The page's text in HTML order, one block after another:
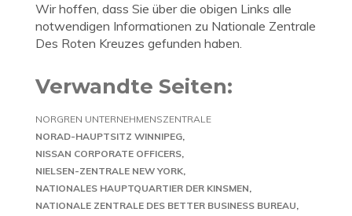
Wir hoffen, dass Sie über die obigen Links alle
notwendigen Informationen zu Nationale Zentrale
Des Roten Kreuzes gefunden haben.
Verwandte Seiten:
NORGREN UNTERNEHMENSZENTRALE
NORAD-HAUPTSITZ WINNIPEG
NISSAN CORPORATE OFFICERS
NIELSEN-ZENTRALE NEW YORK
NATIONALES HAUPTQUARTIER DER KINSMEN
NATIONALE ZENTRALE DES BETTER BUSINESS BUREAU